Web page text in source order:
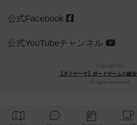
公式Facebook
公式YouTubeチャンネル
Copyright (c)
【ボドゲーマ】ボードゲームの総
All rights reserved.